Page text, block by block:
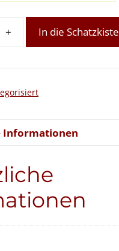
Übungsgruppe
1.
ReikianerInnen
+ In die Schatzkiste
Informationen